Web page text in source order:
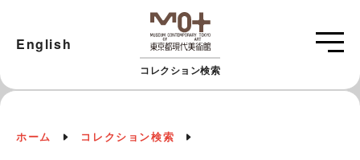
コレクション検索
English
ホーム コレクション検索